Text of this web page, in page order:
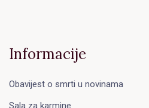
Informacije
Obavijest o smrti u novinama
Sala za karmine